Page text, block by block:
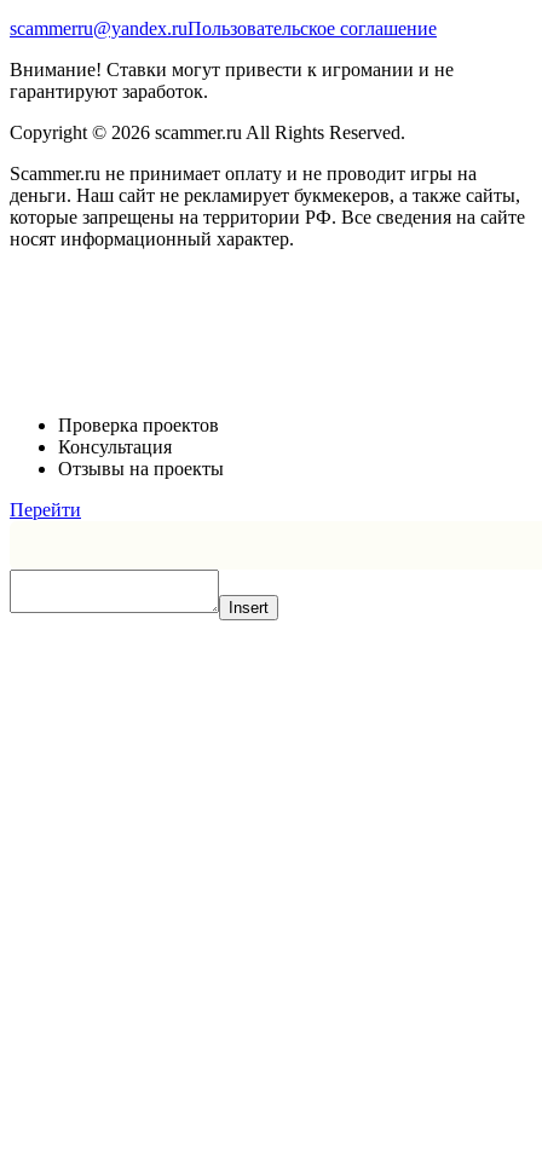
scammerru@yandex.ruПользовательское соглашение
Внимание! Ставки могут привести к игромании и не
гарантируют заработок.
Copyright © 2026 scammer.ru All Rights Reserved.
Scammer.ru не принимает оплату и не проводит игры на
деньги. Наш сайт не рекламирует букмекеров, а также сайты,
которые запрещены на территории РФ. Все сведения на сайте
носят информационный характер.
Проверка проектов
Консультация
Отзывы на проекты
Перейти
Insert